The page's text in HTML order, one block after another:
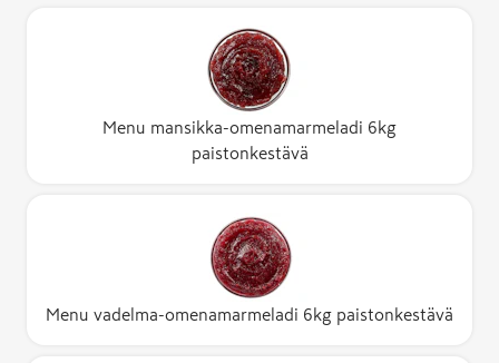
Menu mansikka-omenamarmeladi 6kg
paistonkestävä
Menu vadelma-omenamarmeladi 6kg paistonkestävä